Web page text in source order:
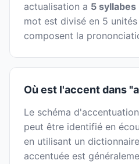
actualisation a 5 syllabes
mot est divisé en 5
composent la
Où est l'accent dans
Le schéma
peut être identifié en
en utilisant un
accentuée est